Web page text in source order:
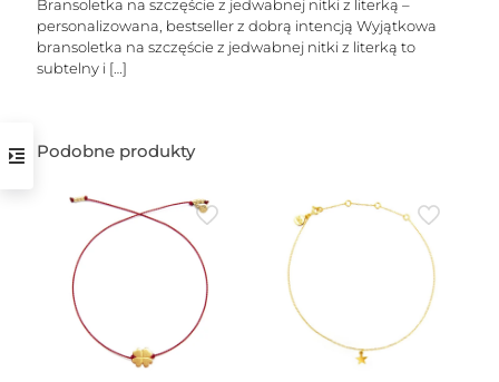
Bransoletka na szczęście z jedwabnej nitki z literką –
personalizowana, bestseller z dobrą intencją Wyjątkowa
bransoletka na szczęście z jedwabnej nitki z literką to
subtelny i […]
Podobne produkty